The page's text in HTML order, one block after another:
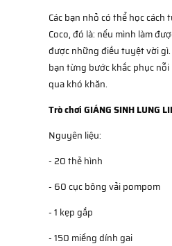
Các bạn nhỏ có thể học
Coco, đó là: nếu mình làm
được những điều tuyệt vời
bạn từng bước khắc phục
qua khó khăn.
Trò chơi GIÁNG SINH LUNG
Nguyên liệu:
- 20 thẻ hình
- 60 cục bông vải pompom
- 1 kẹp gắp
- 150 miếng dính gai